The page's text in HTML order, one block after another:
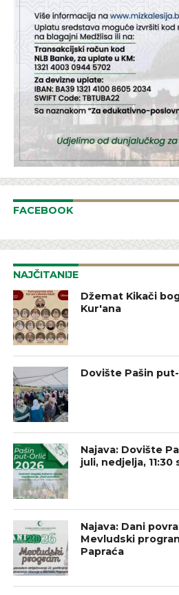
FACEBOOK
NAJČITANIJE
Džemat Kikači
Kur'ana
Dovište Pašin
Najava: Dovište
juli, nedjelja, 11:30
Najava: Dani
Mevludski
Papraća